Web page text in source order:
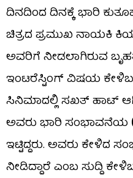
ದಿನದಿಂದ ದಿನಕ್ಕೆ ಭಾರಿ
ಚಿತ್ರದ ಪ್ರಮುಖ ನಾಯಕಿ
ಅವರಿಗೆ ನೀಡಲಾಗಿರುವ
ಇಂಟರೆಸ್ಟಿಂಗ್ ವಿಷಯ
ಸಿನಿಮಾದಲ್ಲಿ ಸಖತ್ ಹಾಟ್ ಆಗಿ
ಅವರು ಭಾರಿ ಸಂಭಾವನೆಯ
ಇಟ್ಟಿದ್ದರು. ಅವರು ಕೇಳಿದ
ನೀಡಿದ್ದಾರೆ ಎಂಬ ಸುದ್ದಿ